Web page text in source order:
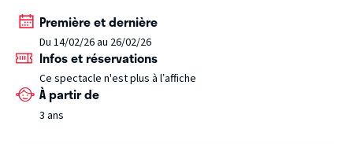
Première et dernière
Du 14/02/26 au 26/02/26
Infos et réservations
Ce spectacle n'est plus à l’affiche
À partir de
3 ans